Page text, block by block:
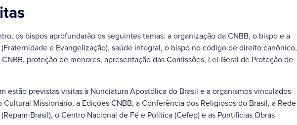
os bispos aprofundarão os seguintes temas: a organização da CNBB, o bispo e a
(Fraternidade e Evangelização), saúde integral, o bispo no código de direito canônico,
proteção de menores, apresentação das Comissões, Lei Geral de Proteção de
estão previstas visitas à Nunciatura Apostólica do Brasil e a organismos vinculados
Missionário, a Edições CNBB, a Conferência dos Religiosos do Brasil, a Rede
Brasil), o Centro Nacional de Fé e Política (Cefep) e as Pontificias Obras